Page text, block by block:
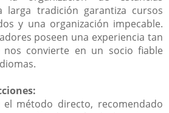
larga tradición garantiza cursos
y una organización impecable.
poseen una experiencia tan
nos convierte en un socio fiable
el método directo, recomendado